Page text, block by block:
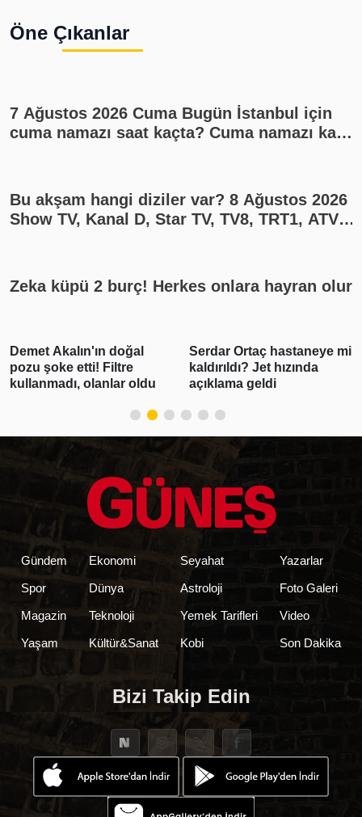
Öne Çıkanlar
7 Ağustos 2026 Cuma Bugün İstanbul için
cuma namazı saat kaçta? Cuma namazı kaç
Bu akşam hangi diziler var? 8 Ağustos 2026
Show TV, Kanal D, Star TV, TV8, TRT1, ATV
Zeka küpü 2 burç! Herkes onlara hayran olur
Demet Akalın'ın doğal
pozu şoke etti! Filtre
kullanmadı, olanlar oldu
Serdar Ortaç hastaneye mi
kaldırıldı? Jet hızında
açıklama geldi
Gündem
Spor
Magazin
Yaşam
Ekonomi
Dünya
Teknoloji
Kültür&Sanat
Seyahat
Astroloji
Yemek Tarifleri
Kobi
Yazarlar
Foto Galeri
Video
Son Dakika
Bizi Takip Edin